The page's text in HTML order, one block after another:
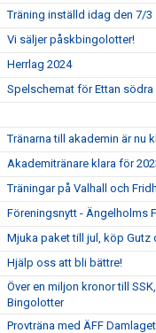
Träning inställd idag den 7/3
Vi säljer påskbingolotter!
Herrlag 2024
Spelschemat för Ettan södra
Tränarna till akademin är nu
Akademitränare klara för
Träningar på Valhall och
Föreningsnytt - Ängelholms
Mjuka paket till jul, köp Gutz
Hjälp oss att bli bättre!
Över en miljon kronor till
Bingolotter
Provträna med ÄFF Damlaget